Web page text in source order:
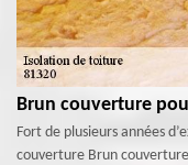
Brun couverture
Fort de plusieurs années
couverture Brun